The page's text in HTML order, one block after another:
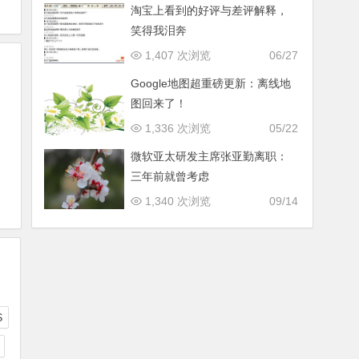
淘宝上看到的好评与差评解释，
笑得我泪奔
06/27
1,407 次浏览
Google地图超重磅更新：离线地
图回来了！
05/22
1,336 次浏览
微软亚太研发主席张亚勤离职：
三年前就曾考虑
09/14
1,340 次浏览